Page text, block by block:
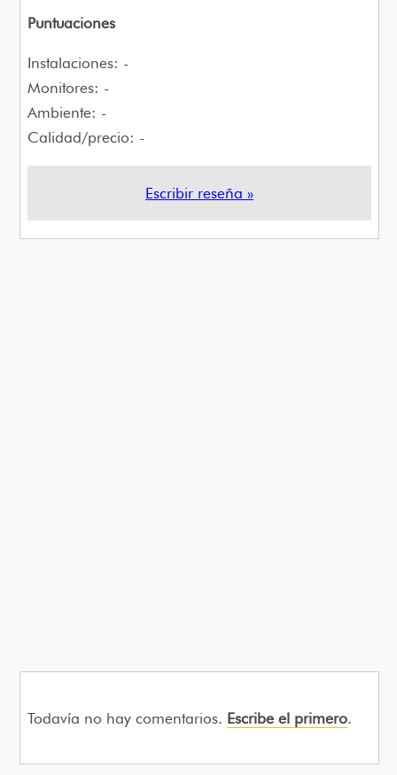
Puntuaciones
Instalaciones: -
Monitores: -
Ambiente: -
Calidad/precio: -
Escribir reseña »
Todavía no hay comentarios. Escribe el primero.